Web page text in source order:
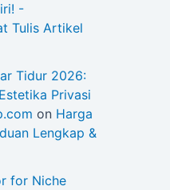
-
Tulis Artikel
Tidur 2026:
Privasi
on Harga
Lengkap &
for Niche